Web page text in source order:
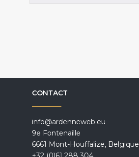
CONTACT
info@ardenneweb.eu
9e Fontenaille
6661 Mont-Houffalize, Belgique